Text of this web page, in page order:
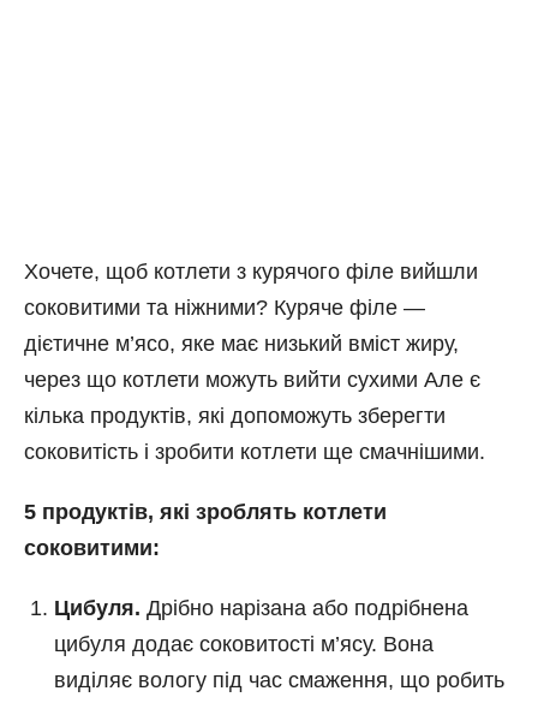
Хочете, щоб котлети з курячого філе вийшли
соковитими та ніжними? Куряче філе —
дієтичне м’ясо, яке має низький вміст жиру,
через що котлети можуть вийти сухими Але є
кілька продуктів, які допоможуть зберегти
соковитість і зробити котлети ще смачнішими.
5 продуктів, які зроблять котлети
соковитими:
Цибуля. Дрібно нарізана або подрібнена
цибуля додає соковитості м’ясу. Вона
виділяє вологу під час смаження, що робить